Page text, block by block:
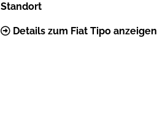
Standort
Details zum Fiat Tipo anzeigen